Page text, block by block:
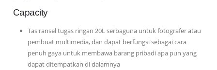
Capacity
Tas ransel tugas ringan 20L serbaguna untuk fotografer atau
pembuat multimedia, dan dapat berfungsi sebagai cara
penuh gaya untuk membawa barang pribadi apa pun yang
dapat ditempatkan di dalamnya